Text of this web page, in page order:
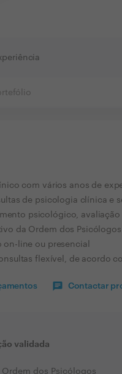
com vários anos de
de psicologia clínica e
psicológico,
da Ordem dos
on-line ou presencial
flexível, de acordo
Contactar
validada
Ordem dos Psicólogos